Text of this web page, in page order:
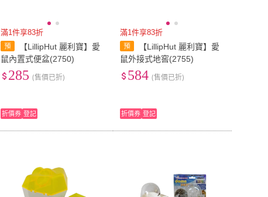
滿1件享83折
【LillipHut 麗利寶】愛
鼠內置式便盆(2750)
285 (售價已折)
折價券 登記
滿1件享83折
【LillipHut 麗利寶】愛
鼠外接式地窖(2755)
584 (售價已折)
折價券 登記